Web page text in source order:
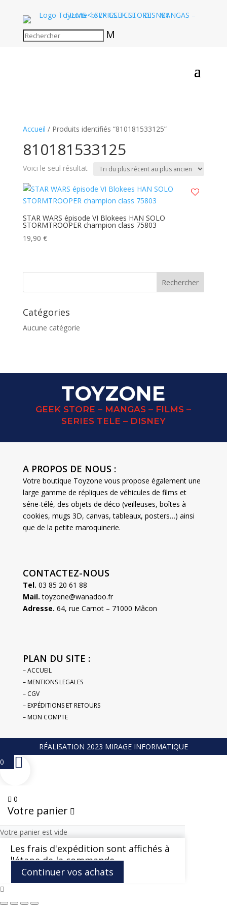
M
Accueil / Produits identifiés “810181533125”
810181533125
Voici le seul résultat
STAR WARS épisode VI Blokees HAN SOLO
STORMTROOPER champion class 75803
19,90 €
Catégories
Aucune catégorie
TOYZONE
GEEK STORE – MANGAS – FILMS –
SERIES TELE – DISNEY
A PROPOS DE NOUS :
Votre boutique Toyzone vous propose également une
large gamme de répliques de véhicules de films et
série-télé, des objets de déco (veilleuses, boîtes à
cookies, mugs 3D, canvas, tableaux, posters…) ainsi
que de la petite maroquinerie.
CONTACTEZ-NOUS
Tel. 03 85 20 61 88
Mail. toyzone@wanadoo.fr
Adresse. 64, rue Carnot – 71000 Mâcon
PLAN DU SITE :
– ACCUEIL
– MENTIONS LEGALES
– CGV
– EXPÉDITIONS ET RETOURS
– MON COMPTE
RÉALISATION 2023 MIRAGE INFORMATIQUE
0
0
Votre panier
Votre panier est vide
Les frais d'expédition sont affichés à
l'étape de la commande
Continuer vos achats